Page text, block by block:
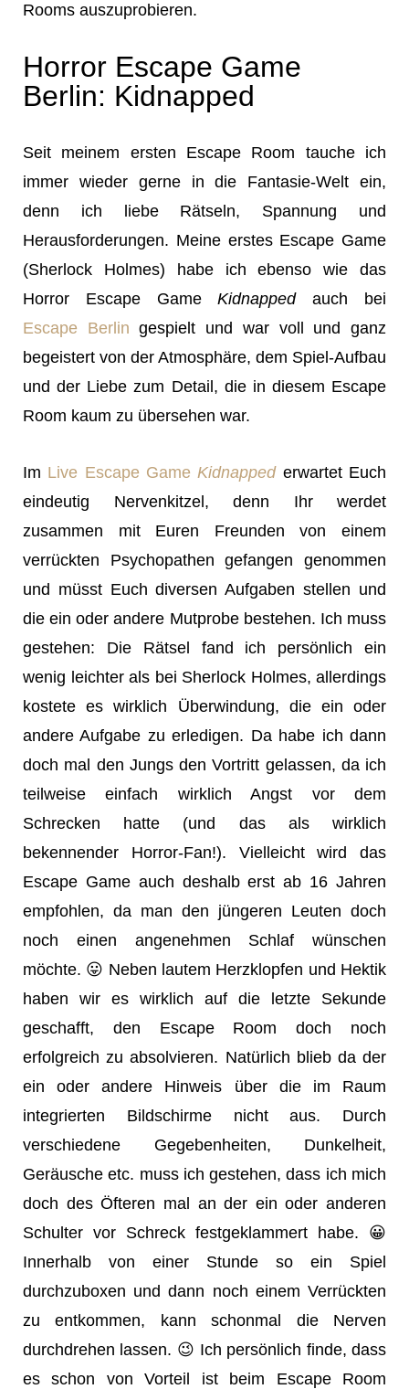
Rooms auszuprobieren.
Horror Escape Game
Berlin: Kidnapped
Seit meinem ersten Escape Room tauche ich
immer wieder gerne in die Fantasie-Welt ein,
denn ich liebe Rätseln, Spannung und
Herausforderungen. Meine erstes Escape Game
(Sherlock Holmes) habe ich ebenso wie das
Horror Escape GameKidnappedauch bei
Escape Berlin gespielt und war voll und ganz
begeistert von der Atmosphäre, dem Spiel-Aufbau
und der Liebe zum Detail, die in diesem Escape
Room kaum zu übersehen war.
Im Live Escape GameKidnappederwartet Euch
eindeutig Nervenkitzel, denn Ihr werdet
zusammen mit Euren Freunden von einem
verrückten Psychopathen gefangen genommen
und müsst Euch diversen Aufgaben stellen und
die ein oder andere Mutprobe bestehen. Ich muss
gestehen: Die Rätsel fand ich persönlich ein
wenig leichter als bei Sherlock Holmes, allerdings
kostete es wirklich Überwindung, die ein oder
andere Aufgabe zu erledigen. Da habe ich dann
doch mal den Jungs den Vortritt gelassen, da ich
teilweise einfach wirklich Angst vor dem
Schrecken hatte (und das als wirklich
bekennender Horror-Fan!). Vielleicht wird das
Escape Game auch deshalb erst ab 16 Jahren
empfohlen, da man den jüngeren Leuten doch
noch einen angenehmen Schlaf wünschen
möchte. 😛 Neben lautem Herzklopfen und Hektik
haben wir es wirklich auf die letzte Sekunde
geschafft, den Escape Room doch noch
erfolgreich zu absolvieren. Natürlich blieb da der
ein oder andere Hinweis über die im Raum
integrierten Bildschirme nicht aus. Durch
verschiedene Gegebenheiten, Dunkelheit,
Geräusche etc. muss ich gestehen, dass ich mich
doch des Öfteren mal an der ein oder anderen
Schulter vor Schreck festgeklammert habe. 😀
Innerhalb von einer Stunde so ein Spiel
durchzuboxen und dann noch einem Verrückten
zu entkommen, kann schonmal die Nerven
durchdrehen lassen. 😉 Ich persönlich finde, dass
es schon von Vorteil ist beim Escape Room